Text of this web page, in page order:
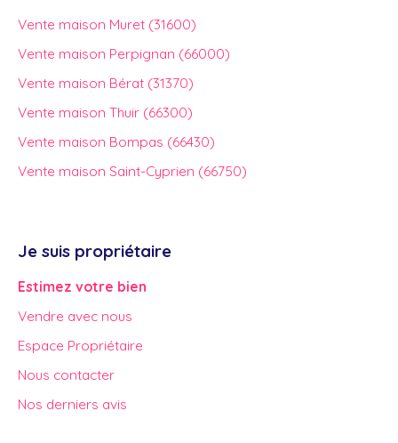
Vente maison Muret (31600)
Vente maison Perpignan (66000)
Vente maison Bérat (31370)
Vente maison Thuir (66300)
Vente maison Bompas (66430)
Vente maison Saint-Cyprien (66750)
Je suis propriétaire
Estimez votre bien
Vendre avec nous
Espace Propriétaire
Nous contacter
Nos derniers avis